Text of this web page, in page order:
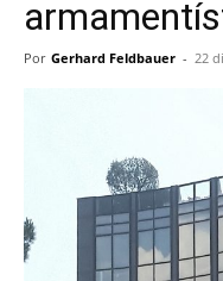
Por Gerhard Feldbauer - 22